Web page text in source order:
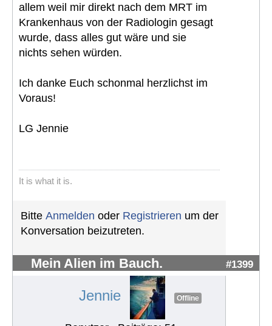
allem weil mir direkt nach dem MRT im
Krankenhaus von der Radiologin gesagt
wurde, dass alles gut wäre und sie
nichts sehen würden.
Ich danke Euch schonmal herzlichst im
Voraus!
LG Jennie
It is what it is.
Bitte Anmelden oder Registrieren um der
Konversation beizutreten.
Mein Alien im Bauch. #1399
Jennie Offline